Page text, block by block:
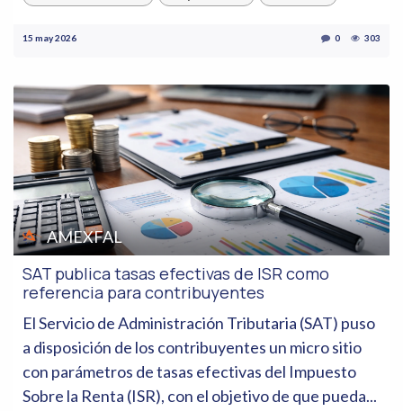
15 may 2026 0 303
AMEXFAL
SAT publica tasas efectivas de ISR como
referencia para contribuyentes
El Servicio de Administración Tributaria (SAT) puso
a disposición de los contribuyentes un micro sitio
con parámetros de tasas efectivas del Impuesto
Sobre la Renta (ISR), con el objetivo de que pueda...